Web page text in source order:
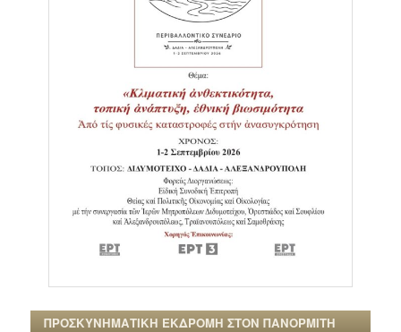
ΠΡΟΣΚΥΝΗΜΑΤΙΚΗ ΕΚΔΡΟΜΗ ΣΤΟΝ ΠΑΝΟΡΜΙΤΗ